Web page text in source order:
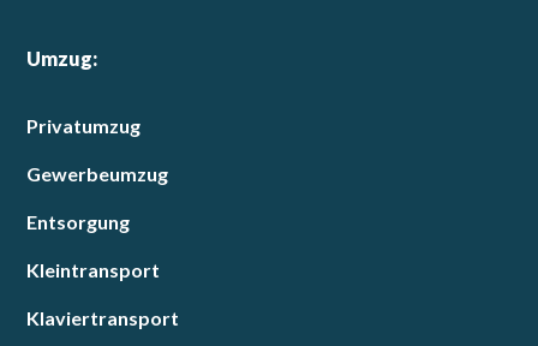
Umzug:
Privatumzug
Gewerbeumzug
Entsorgung
Kleintransport
Klaviertransport